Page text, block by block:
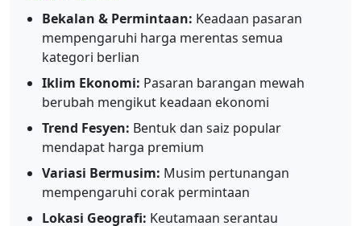
Bekalan & Permintaan: Keadaan pasaran
mempengaruhi harga merentas semua
kategori berlian
Iklim Ekonomi: Pasaran barangan mewah
berubah mengikut keadaan ekonomi
Trend Fesyen: Bentuk dan saiz popular
mendapat harga premium
Variasi Bermusim: Musim pertunangan
mempengaruhi corak permintaan
Lokasi Geografi: Keutamaan serantau